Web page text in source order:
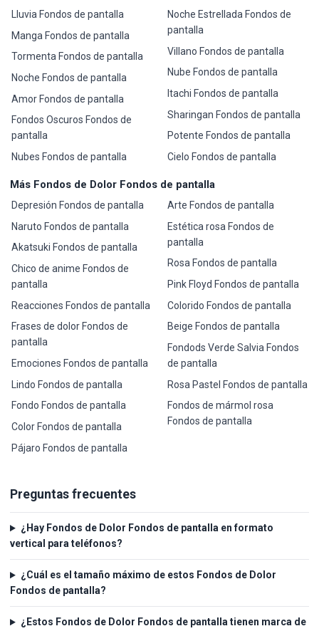
Lluvia Fondos de pantalla
Manga Fondos de pantalla
Tormenta Fondos de pantalla
Noche Fondos de pantalla
Amor Fondos de pantalla
Fondos Oscuros Fondos de
pantalla
Nubes Fondos de pantalla
Noche Estrellada Fondos de
pantalla
Villano Fondos de pantalla
Nube Fondos de pantalla
Itachi Fondos de pantalla
Sharingan Fondos de pantalla
Potente Fondos de pantalla
Cielo Fondos de pantalla
Más Fondos de Dolor Fondos de pantalla
Depresión Fondos de pantalla
Naruto Fondos de pantalla
Akatsuki Fondos de pantalla
Chico de anime Fondos de
pantalla
Reacciones Fondos de pantalla
Frases de dolor Fondos de
pantalla
Emociones Fondos de pantalla
Lindo Fondos de pantalla
Fondo Fondos de pantalla
Color Fondos de pantalla
Pájaro Fondos de pantalla
Arte Fondos de pantalla
Estética rosa Fondos de
pantalla
Rosa Fondos de pantalla
Pink Floyd Fondos de pantalla
Colorido Fondos de pantalla
Beige Fondos de pantalla
Fondods Verde Salvia Fondos
de pantalla
Rosa Pastel Fondos de pantalla
Fondos de mármol rosa
Fondos de pantalla
Preguntas frecuentes
¿Hay Fondos de Dolor Fondos de pantalla en formato
vertical para teléfonos?
¿Cuál es el tamaño máximo de estos Fondos de Dolor
Fondos de pantalla?
¿Estos Fondos de Dolor Fondos de pantalla tienen marca de